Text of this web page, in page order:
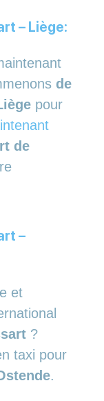
– Liège:
de
pour
de
–
et
?
taxi pour
.